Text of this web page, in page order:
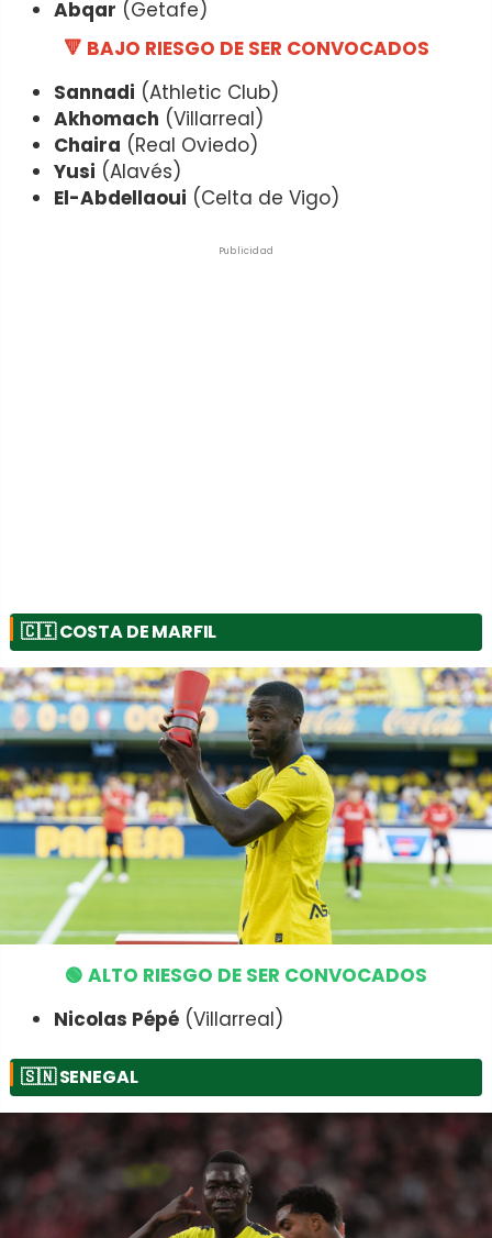
Abqar (Getafe)
🔻 BAJO RIESGO DE SER CONVOCADOS
Sannadi (Athletic Club)
Akhomach (Villarreal)
Chaira (Real Oviedo)
Yusi (Alavés)
El-Abdellaoui (Celta de Vigo)
Publicidad
🇨🇮COSTA DE MARFIL
🟢 ALTO RIESGO DE SER CONVOCADOS
Nicolas Pépé (Villarreal)
🇸🇳SENEGAL